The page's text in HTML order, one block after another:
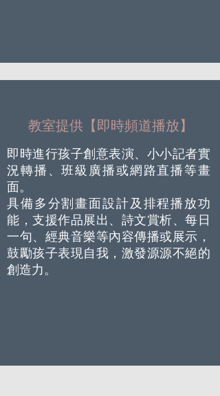
教室提供【即時頻道播放】
即時進行孩子創意表演、小小記者實
況轉播、班級廣播或網路直播等畫
面。
具備多分割畫面設計及排程播放功
能，支援作品展出、詩文賞析、每日
一句、經典音樂等內容傳播或展示，
鼓勵孩子表現自我，激發源源不絕的
創造力。